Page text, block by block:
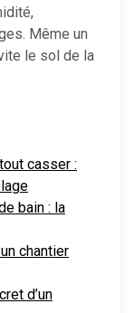
Même un
le sol de la
casser :
bain : la
chantier
d’un